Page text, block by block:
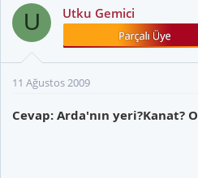
olsun, boylece senelerdir guzide
U Utku Gemici
11 Ağustos 2009
Cevap: Arda'nın yeri?Kanat?